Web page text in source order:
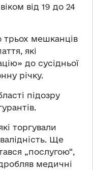
від 19 до 24
трьох мешканців
які
до сусідньої
річку.
підозру
торгували
Ще
„послугою“,
медичні